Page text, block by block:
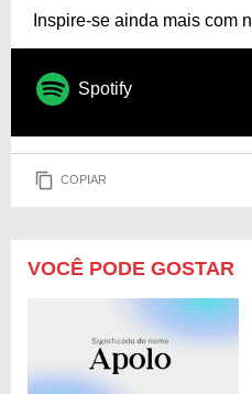
Inspire-se ainda mais com
Spotify
COPIAR
VOCÊ PODE GOSTAR